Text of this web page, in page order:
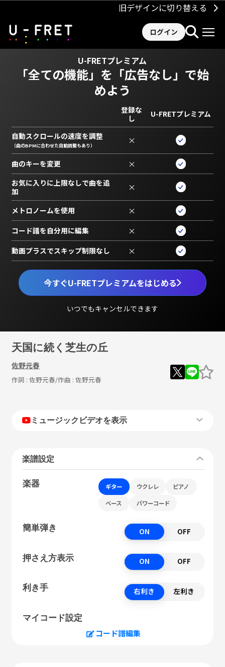
旧デザインに切り替える
ログイン
U-FRETプレミアム
「全ての機能」を 「広告なし」で始
めよう
今すぐU-FRETプレミアムをはじめる
いつでもキャンセルできます
登録な
し
U-FRETプレミアム
自動スクロールの速度を調整
（曲のBPMに合わせた自動調整もあり） ×
曲のキーを変更 ×
お気に入りに上限なしで曲を追
加
×
メトロノームを使用 ×
コード譜を自分用に編集 ×
動画プラスでスキップ制限なし ×
天国に続く芝生の丘
佐野元春
作詞 : 佐野元春/作曲 : 佐野元春
ミュージックビデオを表示
楽譜設定
楽器 ギター ウクレレ ピアノ
ベース パワーコード
簡単弾き ON OFF
押さえ方表示 ON OFF
利き手 右利き 左利き
マイコード設定
コード譜編集